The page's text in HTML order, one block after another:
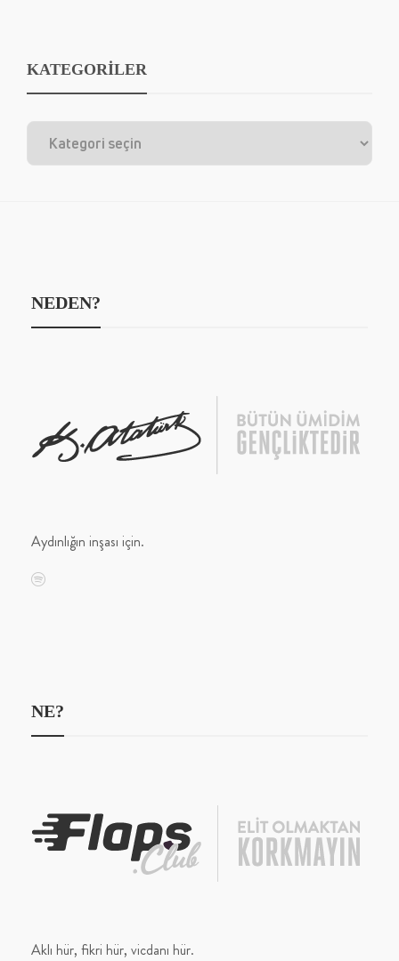
KATEGORİLER
NEDEN?
Aydınlığın inşası için.
NE?
Aklı hür, fikri hür, vicdanı hür.